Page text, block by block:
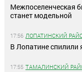
Межпоселенческая
станет модельной
17:56 ЛОПАТИНСКИЙ
В Лопатине спилили
17:55 ТАМАЛИНСКИЙ